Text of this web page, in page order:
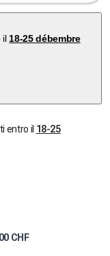
il 18-25 débembre
entro il 18-25
CHF